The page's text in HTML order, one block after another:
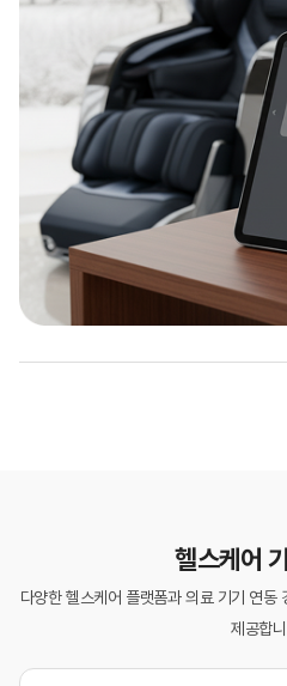
헬스케어
다양한 헬스케어 플랫폼과 의료 기기 연동
제공합